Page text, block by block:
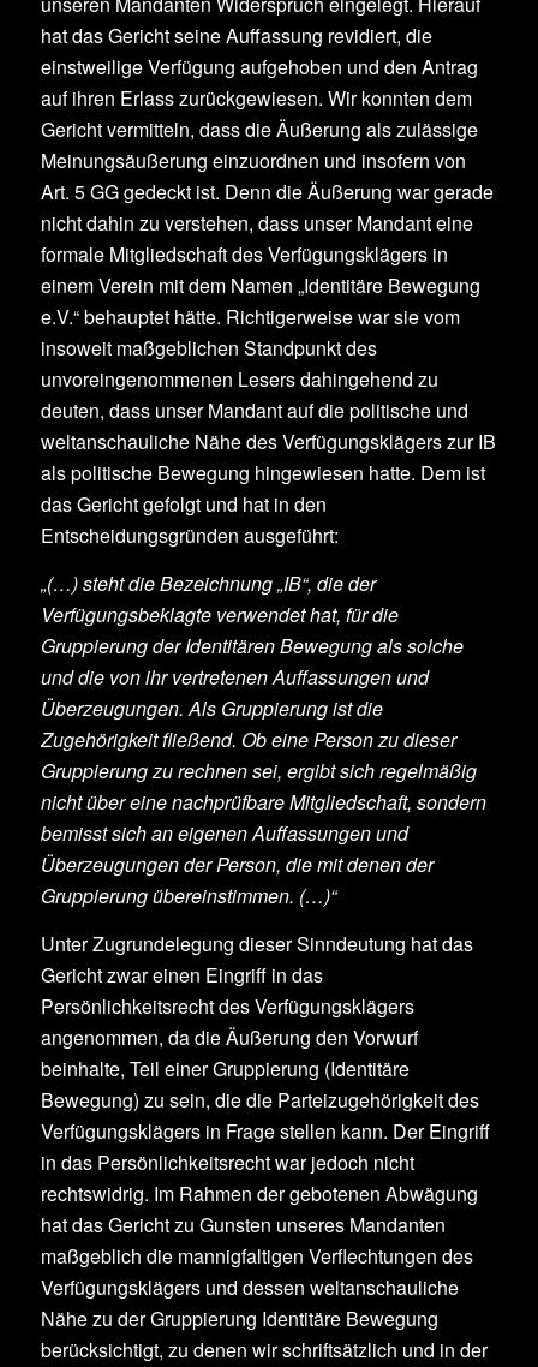
hat das Gericht seine Auffassung revidiert, die
einstweilige Verfügung aufgehoben und den Antrag
auf ihren Erlass zurückgewiesen. Wir konnten dem
Gericht vermitteln, dass die Äußerung als zulässige
Meinungsäußerung einzuordnen und insofern von
Art. 5 GG gedeckt ist. Denn die Äußerung war gerade
nicht dahin zu verstehen, dass unser Mandant eine
formale Mitgliedschaft des Verfügungsklägers in
einem Verein mit dem Namen „Identitäre Bewegung
e.V.“ behauptet hätte. Richtigerweise war sie vom
insoweit maßgeblichen Standpunkt des
unvoreingenommenen Lesers dahingehend zu
deuten, dass unser Mandant auf die politische und
weltanschauliche Nähe des Verfügungsklägers zur IB
als politische Bewegung hingewiesen hatte. Dem ist
das Gericht gefolgt und hat in den
Entscheidungsgründen ausgeführt:
„(…) steht die Bezeichnung „IB“, die der
Verfügungsbeklagte verwendet hat, für die
Gruppierung der Identitären Bewegung als solche
und die von ihr vertretenen Auffassungen und
Überzeugungen. Als Gruppierung ist die
Zugehörigkeit fließend. Ob eine Person zu dieser
Gruppierung zu rechnen sei, ergibt sich regelmäßig
nicht über eine nachprüfbare Mitgliedschaft, sondern
bemisst sich an eigenen Auffassungen und
Überzeugungen der Person, die mit denen der
Gruppierung übereinstimmen. (…)“
Unter Zugrundelegung dieser Sinndeutung hat das
Gericht zwar einen Eingriff in das
Persönlichkeitsrecht des Verfügungsklägers
angenommen, da die Äußerung den Vorwurf
beinhalte, Teil einer Gruppierung (Identitäre
Bewegung) zu sein, die die Parteizugehörigkeit des
Verfügungsklägers in Frage stellen kann. Der Eingriff
in das Persönlichkeitsrecht war jedoch nicht
rechtswidrig. Im Rahmen der gebotenen Abwägung
hat das Gericht zu Gunsten unseres Mandanten
maßgeblich die mannigfaltigen Verflechtungen des
Verfügungsklägers und dessen weltanschauliche
Nähe zu der Gruppierung Identitäre Bewegung
berücksichtigt, zu denen wir schriftsätzlich und in der